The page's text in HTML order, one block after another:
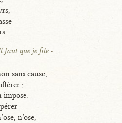
faut que je file
sans cause,
;
impose.
n’ose,